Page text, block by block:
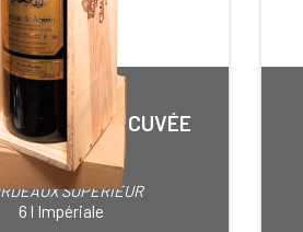
DE SEGUIN CUVÉE
PRESTIGE
Red • 2013
SUPERIEUR
6 l Impériale